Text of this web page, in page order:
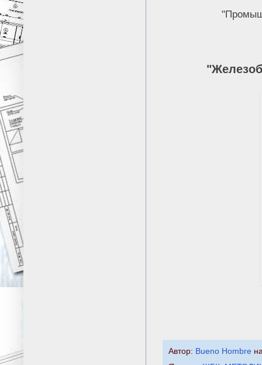
Автор: Bueno Hombre